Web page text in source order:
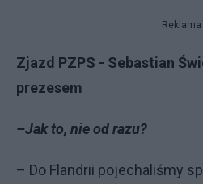
Reklama
Zjazd PZPS - Sebastian
prezesem
–Jak to, nie od razu?
– Do Flandrii pojechaliśmy